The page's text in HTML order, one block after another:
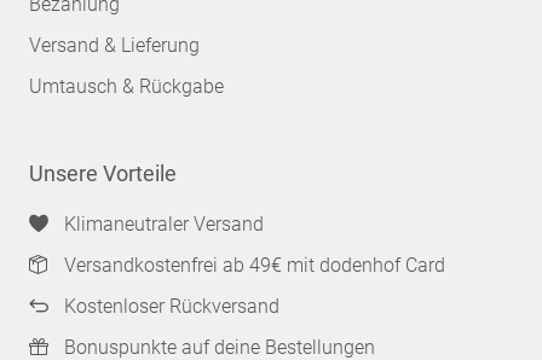
Versand & Lieferung
Umtausch & Rückgabe
Unsere Vorteile
Klimaneutraler Versand
Versandkostenfrei ab 49€ mit dodenhof Card
Kostenloser Rückversand
Bonuspunkte auf deine Bestellungen